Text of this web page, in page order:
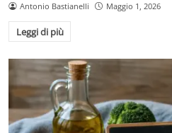
Antonio Bastianelli Maggio 1, 2026
Leggi di più